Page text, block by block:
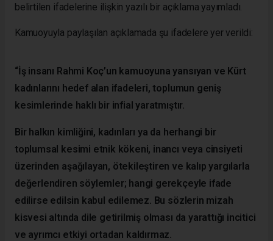
belirtilen ifadelerine ilişkin yazılı bir açıklama yayımladı.
Kamuoyuyla paylaşılan açıklamada şu ifadelere yer verildi:
“İş insanı Rahmi Koç’un kamuoyuna yansıyan ve Kürt
kadınlarını hedef alan ifadeleri, toplumun geniş
kesimlerinde haklı bir infial yaratmıştır.
Bir halkın kimliğini, kadınları ya da herhangi bir
toplumsal kesimi etnik kökeni, inancı veya cinsiyeti
üzerinden aşağılayan, ötekileştiren ve kalıp yargılarla
değerlendiren söylemler; hangi gerekçeyle ifade
edilirse edilsin kabul edilemez. Bu sözlerin mizah
kisvesi altında dile getirilmiş olması da yarattığı incitici
ve ayrımcı etkiyi ortadan kaldırmaz.